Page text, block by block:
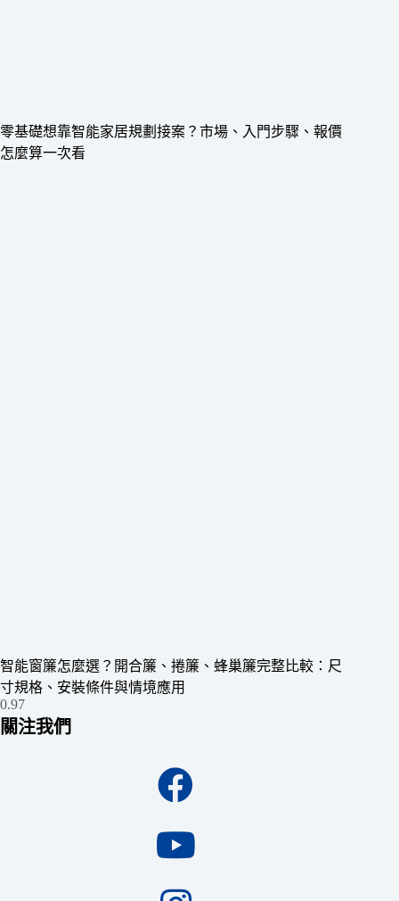
零基礎想靠智能家居規劃接案？市場、入門步驟、報價
怎麼算一次看
智能窗簾怎麼選？開合簾、捲簾、蜂巢簾完整比較：尺
寸規格、安裝條件與情境應用
關注我們